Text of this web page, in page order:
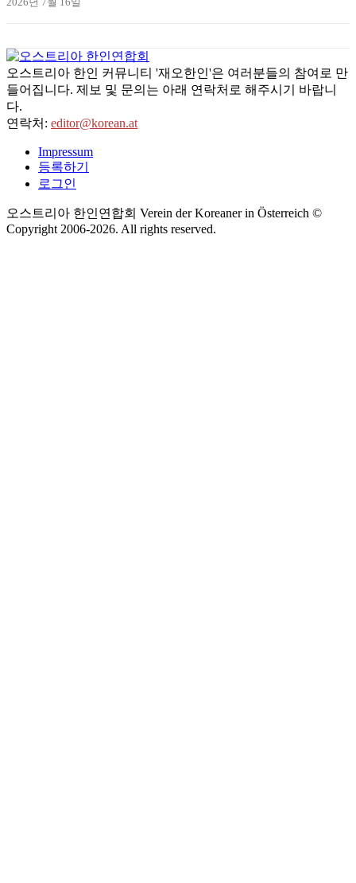
오스트리아 한인 커뮤니티 '재오한인'은 여러분들의 참여로 만
들어집니다. 제보 및 문의는 아래 연락처로 해주시기 바랍니
다.
연락처: editor@korean.at
Impressum
등록하기
로그인
오스트리아 한인연합회 Verein der Koreaner in Österreich ©
Copyright 2006-2026. All rights reserved.